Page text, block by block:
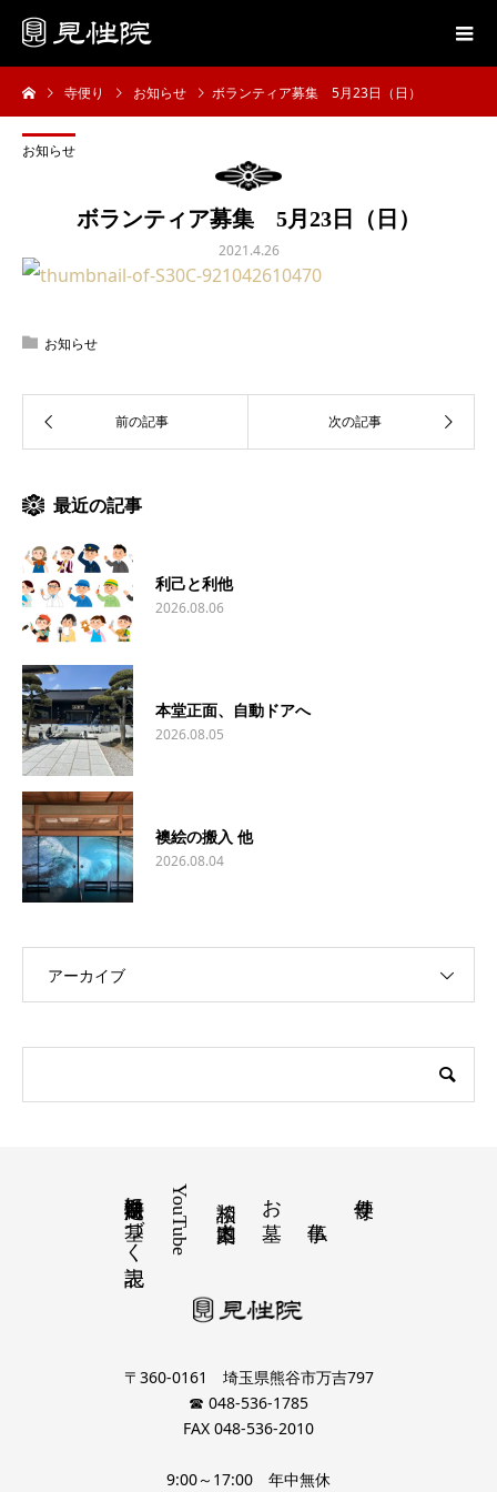
寺便り お知らせ ボランティア募集 5月23日（日）
お知らせ
ボランティア募集 5月23日（日）
2021.4.26
お知らせ
最近の記事
利己と利他
2026.08.06
本堂正面、自動ドアへ
2026.08.05
襖絵の搬入 他
2026.08.04
アーカイブ
寺便り
お墓
YouTube
特定商取引法に基づく表記
〒360-0161 埼玉県熊谷市万吉797
☎ 048-536-1785
FAX 048-536-2010
9:00～17:00 年中無休